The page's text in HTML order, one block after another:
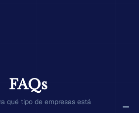
FAQs
qué tipo de empresas está